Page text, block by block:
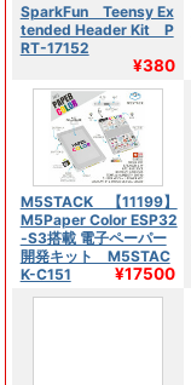
SparkFun Teensy Ex
tended Header Kit P
RT-17152
¥380
M5STACK 【11199】
M5Paper Color ESP32
-S3搭載 電子ペーパー
開発キット M5STAC
K-C151
¥17500